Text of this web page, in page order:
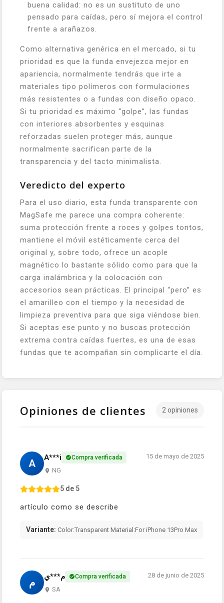
buena calidad: no es un sustituto de uno
pensado para caídas, pero sí mejora el control
frente a arañazos.
Como alternativa genérica en el mercado, si tu
prioridad es que la funda envejezca mejor en
apariencia, normalmente tendrás que irte a
materiales tipo polímeros con formulaciones
más resistentes o a fundas con diseño opaco.
Si tu prioridad es máximo “golpe”, las fundas
con interiores absorbentes y esquinas
reforzadas suelen proteger más, aunque
normalmente sacrifican parte de la
transparencia y del tacto minimalista.
Veredicto del experto
Para el uso diario, esta funda transparente con
MagSafe me parece una compra coherente:
suma protección frente a roces y golpes tontos,
mantiene el móvil estéticamente cerca del
original y, sobre todo, ofrece un acople
magnético lo bastante sólido como para que la
carga inalámbrica y la colocación con
accesorios sean prácticas. El principal “pero” es
el amarilleo con el tiempo y la necesidad de
limpieza preventiva para que siga viéndose bien.
Si aceptas ese punto y no buscas protección
extrema contra caídas fuertes, es una de esas
fundas que te acompañan sin complicarte el día.
Opiniones de clientes 2 opiniones
A A***i Compra verificada
NG
15 de mayo de 2025
5 de 5
artículo como se describe
Variante: Color:Transparent Material:For iPhone 13Pro Max
م م***ي Compra verificada
SA
28 de junio de 2025